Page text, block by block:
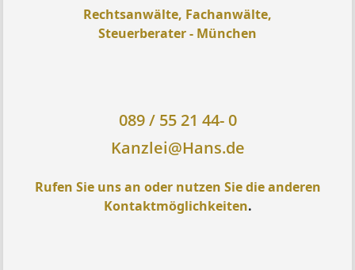
Rechtsanwälte, Fachanwälte,
Steuerberater - München
089 / 55 21 44- 0
Kanzlei@Hans.de
Rufen Sie uns an oder nutzen Sie die anderen
Kontaktmöglichkeiten.